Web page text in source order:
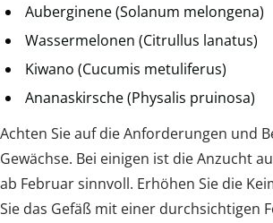
Auberginene (Solanum melongena)
Wassermelonen (Citrullus lanatus)
Kiwano (Cucumis metuliferus)
Ananaskirsche (Physalis pruinosa)
Achten Sie auf die Anforderungen und
Gewächse. Bei einigen ist die Anzucht
ab Februar sinnvoll. Erhöhen Sie die
Sie das Gefäß mit einer durchsichtigen